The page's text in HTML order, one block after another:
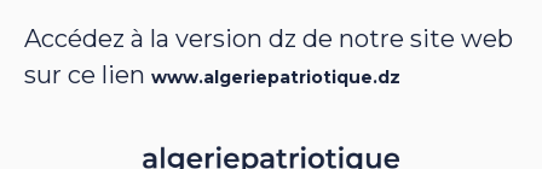
Accédez à la version dz de notre site web
sur ce lien www.algeriepatriotique.dz